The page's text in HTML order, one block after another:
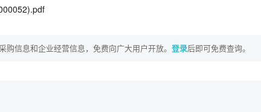
信息和企业经营信息，免费向广大用户开放。 登录后即可免费查询。